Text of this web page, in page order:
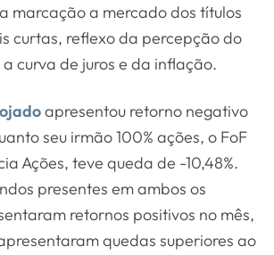
marcação a mercado dos títulos
curtas, reflexo da percepção do
curva de juros e da inflação.
apresentou retorno negativo
seu irmão 100% ações, o FoF
Ações, teve queda de -10,48%.
presentes em ambos os
retornos positivos no mês,
quedas superiores ao